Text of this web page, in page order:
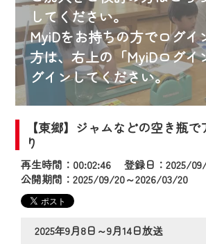
してください。
MyiDをお持ちの方でログイ
方は、右上の「MyiDログイ
グインしてください。
【東郷】ジャムなどの空き瓶
り
再生時間：00:02:46 登録日：2025/
公開期間：2025/09/20～2026/03/20
2025年9月8日～9月14日放送
お知ら
2024/09/02
動画配信サービス『CCNet
年9月24日からリニューアルし
【変更点】
◆デザイン変更により、お住
の動画コンテンツが一目瞭然。
◆当社アプリやＰＣブラウザ
でも・どこでも・外出先でも！